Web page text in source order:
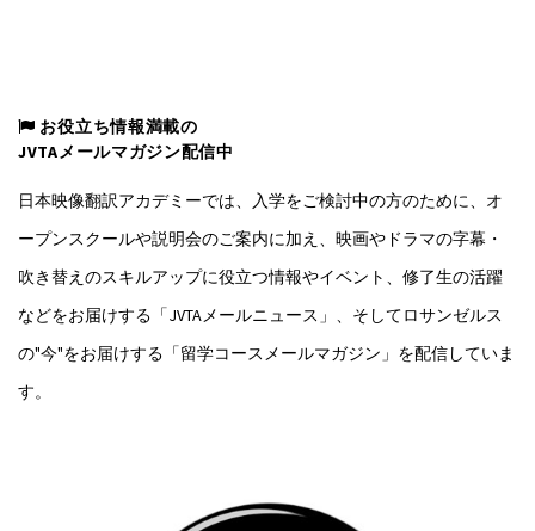
お役立ち情報満載の
JVTAメールマガジン配信中
日本映像翻訳アカデミーでは、入学をご検討中の方のために、オ
ープンスクールや説明会のご案内に加え、映画やドラマの字幕・
吹き替えのスキルアップに役立つ情報やイベント、修了生の活躍
などをお届けする「JVTAメールニュース」、そしてロサンゼルス
の"今"をお届けする「留学コースメールマガジン」を配信していま
す。